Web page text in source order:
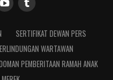
SERTIFIKAT DEWAN PERS
WARTAWAN
PEMBERITAAN RAMAH ANAK